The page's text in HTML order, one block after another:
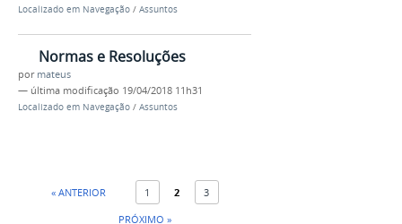
Localizado em Navegação / Assuntos
Normas e Resoluções
por mateus
— última modificação 19/04/2018 11h31
Localizado em Navegação / Assuntos
« ANTERIOR 1 2
3
PRÓXIMO »